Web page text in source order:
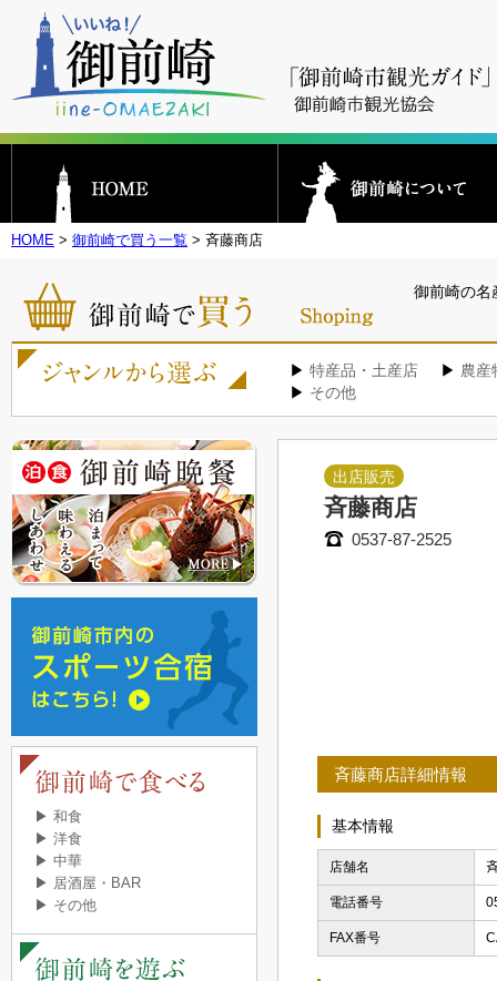
HOME > 御前崎で買う一覧 > 斉藤商店
御前崎の名
▶ 特産品・土産店 ▶ 農産
▶ その他
▶ 和食
▶ 洋食
▶ 中華
▶ 居酒屋・BAR
▶ その他
出店販売
斉藤商店
0537-87-2525
斉藤商店詳細情報
基本情報
店舗名
電話番号
FAX番号